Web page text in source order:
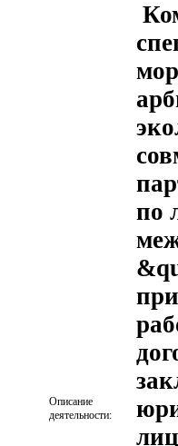
Описание
деятельности:
по